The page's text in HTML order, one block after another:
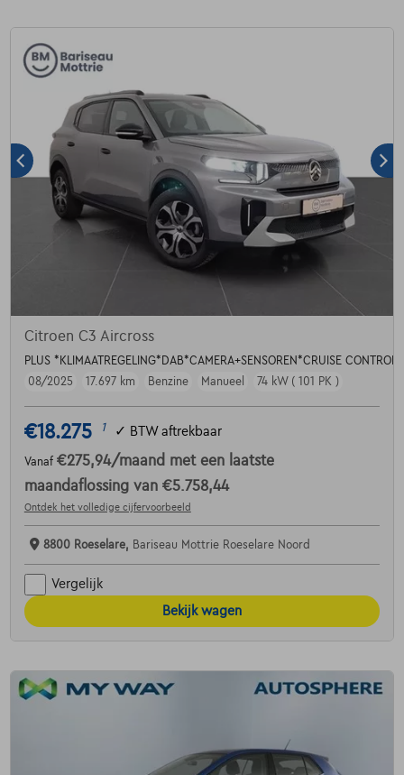
Citroen C3 Aircross
PLUS *KLIMAATREGELING*DAB*CAMERA+SENSOREN*CRUISE CONTROL*
08/2025
17.697 km Benzine Manueel 74 kW ( 101 PK )
€18.275 1 ✓ BTW aftrekbaar
Vanaf €275,94/maand met een laatste
maandaflossing van €5.758,44
Ontdek het volledige cijfervoorbeeld
8800 Roeselare, Bariseau Mottrie Roeselare Noord
Vergelijk
Bekijk wagen